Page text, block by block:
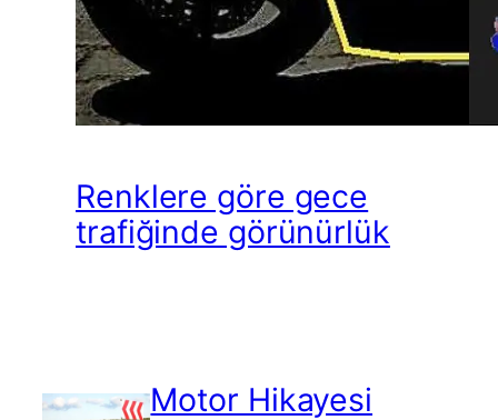
Renklere göre gece
trafiğinde görünürlük
Motor Hikayesi